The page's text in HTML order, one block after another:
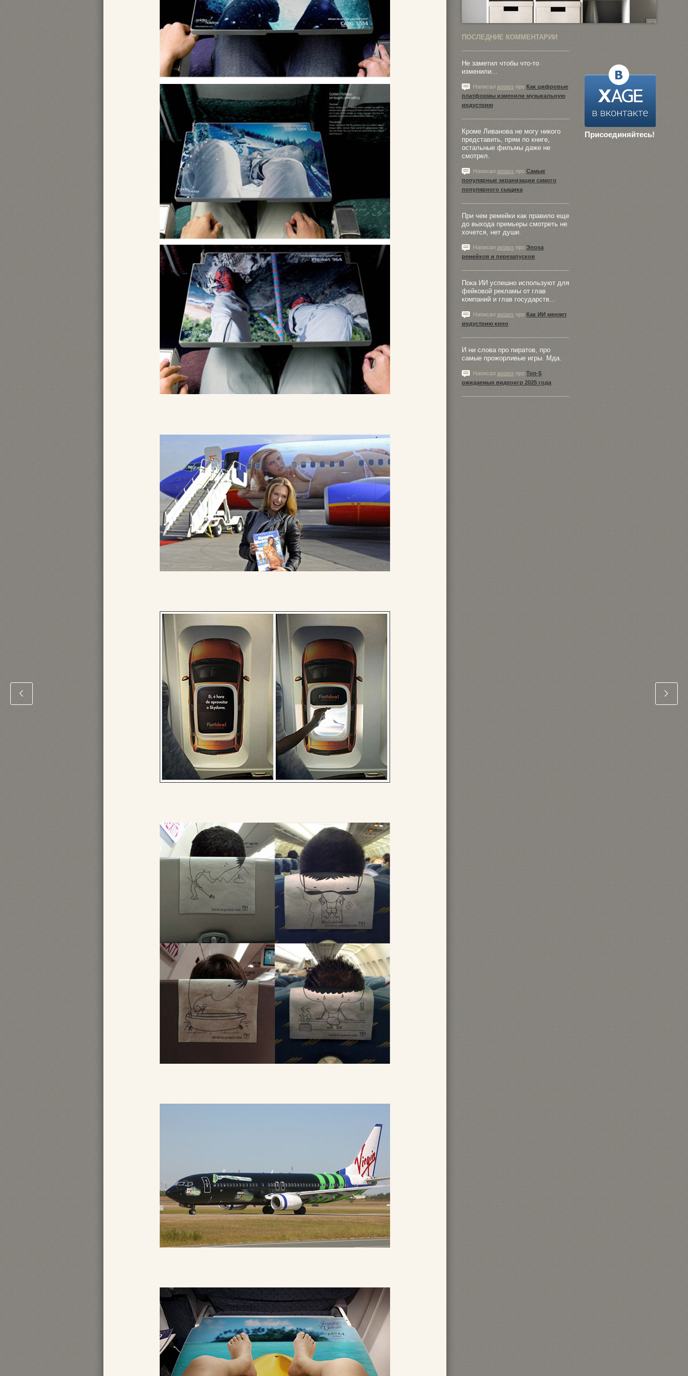
ПОСЛЕДНИЕ КОММЕНТАРИИ
Присоединяйтесь!
Не заметил чтобы что-то
изменили...
Написал astass про Как цифровые
платформы изменили музыкальную
индустрию
Кроме Ливанова не могу никого
представить, прям по книге,
остальные фильмы даже не
смотрел.
Написал astass про Самые
популярные экранизации самого
популярного сыщика
При чем ремейки как правило еще
до выхода премьеры смотреть не
хочется, нет души.
Написал astass про Эпоха
ремейков и перезапусков
Пока ИИ успешно используют для
фейковой рекламы от глав
компаний и глав государств...
Написал astass про Как ИИ меняет
индустрию кино
И ни слова про пиратов, про
самые прожорливые игры. Мда.
Написал astass про Топ-5
ожидаемых видеоигр 2025 года